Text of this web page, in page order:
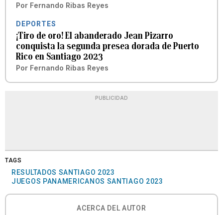
Por Fernando Ribas Reyes
DEPORTES
¡Tiro de oro! El abanderado Jean Pizarro
conquista la segunda presea dorada de Puerto
Rico en Santiago 2023
Por Fernando Ribas Reyes
PUBLICIDAD
TAGS
RESULTADOS SANTIAGO 2023
JUEGOS PANAMERICANOS SANTIAGO 2023
ACERCA DEL AUTOR